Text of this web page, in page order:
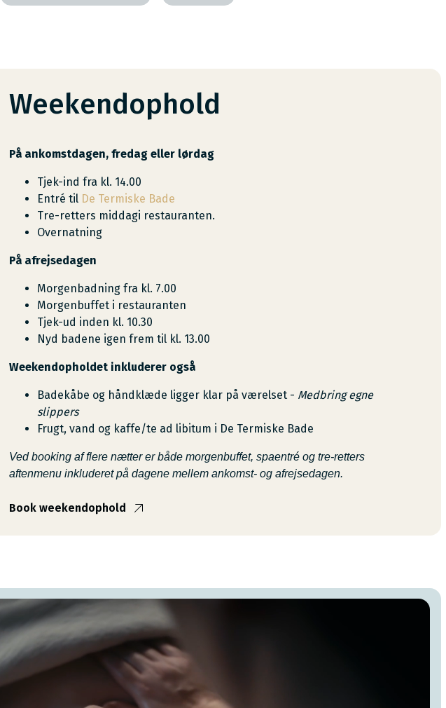
Weekendophold
På ankomstdagen, fredag eller lørdag
Tjek-ind fra kl. 14.00
Entré til De Termiske Bade
Tre-retters middagi restauranten.
Overnatning
På afrejsedagen
Morgenbadning fra kl. 7.00
Morgenbuffet i restauranten
Tjek-ud inden kl. 10.30
Nyd badene igen frem til kl. 13.00
Weekendopholdet inkluderer også
Badekåbe og håndklæde ligger klar på værelset - Medbring egne
slippers
Frugt, vand og kaffe/te ad libitum i De Termiske Bade
Ved booking af flere nætter er både morgenbuffet, spaentré og tre-retters
aftenmenu inkluderet på dagene mellem ankomst- og afrejsedagen.
Book weekendophold